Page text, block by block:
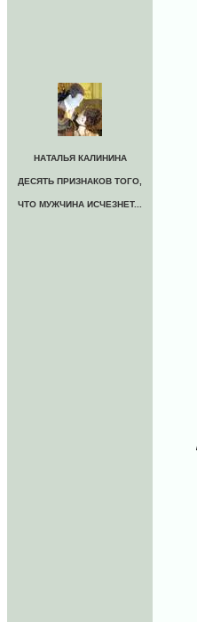
НАТАЛЬЯ КАЛИНИНА
ДЕСЯТЬ ПРИЗНАКОВ ТОГО,
ЧТО МУЖЧИНА ИСЧЕЗНЕТ...